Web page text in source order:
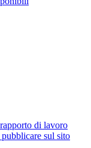
di lavoro
sul sito